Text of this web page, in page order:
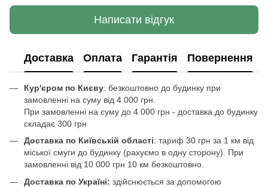
Написати відгук
Доставка Оплата Гарантія Повернення
Кур'єром по Києву: безкоштовно до будинку при
замовленні на суму від 4 000 грн.
При замовленні на суму до 4 000 грн - доставка до будинку
складає 300 грн
Доставка по Київській області: тариф 30 грн за 1 км від
міської смуги до будинку (рахуємо в одну сторону). При
замовленні від 10 000 грн 10 км безкоштовно.
Доставка по Україні: здійснюється за допомогою